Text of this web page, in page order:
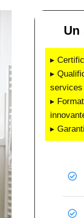
Un
▸
▸
services
▸
▸